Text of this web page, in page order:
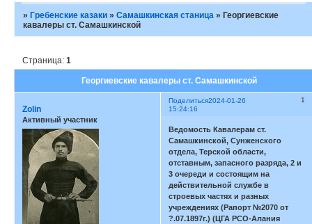
»Гребенские казаки »Самашкинская станица »Георгиевские
кавалеры ст. Самашкинской
Георгиевские кавалеры ст. Самашкинской
Страница:1
Поделиться 1
2024-01-26
15:24:16
Zolin
Активный участник
Ведомость Кавалерам ст.
Самашкинской, Сунженского
отдела, Терской области,
отставным, запасного разряда, 2 и
3 очереди и состоящим на
действительной службе в
строевых частях и разных
учреждениях (Рапорт №2070 от
?.07.1897г.) (ЦГА РСО-Алания